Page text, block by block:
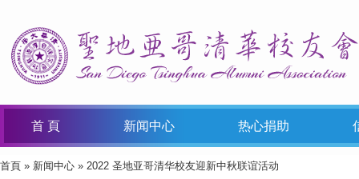
首 頁 新闻中心 热心捐助
You Are Here
首頁 » 新闻中心 » 2022 圣地亚哥清华校友迎新中秋联谊活动